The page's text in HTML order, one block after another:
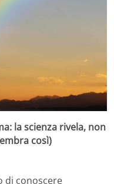
la scienza rivela, non
così)
di conoscere